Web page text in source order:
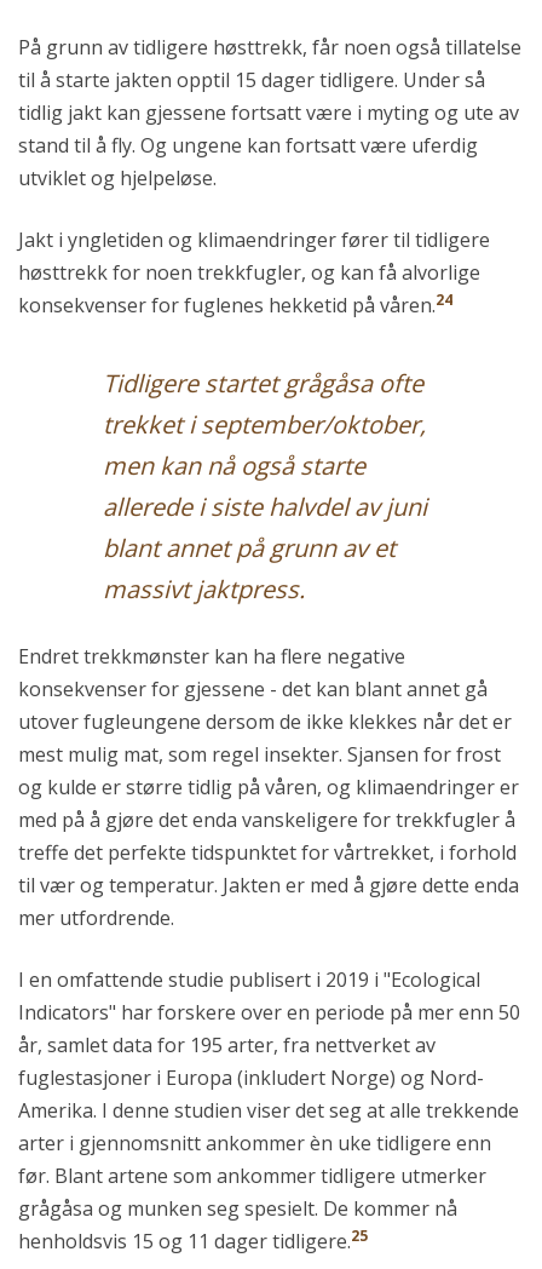
På grunn av tidligere høsttrekk, får noen også tillatelse
til å starte jakten opptil 15 dager tidligere. Under så
tidlig jakt kan gjessene fortsatt være i myting og ute av
stand til å fly. Og ungene kan fortsatt være uferdig
utviklet og hjelpeløse.
Jakt i yngletiden og klimaendringer fører til tidligere
høsttrekk for noen trekkfugler, og kan få alvorlige
konsekvenser for fuglenes hekketid på våren.24
Tidligere startet grågåsa ofte
trekket i september/oktober,
men kan nå også starte
allerede i siste halvdel av juni
blant annet på grunn av et
massivt jaktpress.
Endret trekkmønster kan ha flere negative
konsekvenser for gjessene - det kan blant annet gå
utover fugleungene dersom de ikke klekkes når det er
mest mulig mat, som regel insekter. Sjansen for frost
og kulde er større tidlig på våren, og klimaendringer er
med på å gjøre det enda vanskeligere for trekkfugler å
treffe det perfekte tidspunktet for vårtrekket, i forhold
til vær og temperatur. Jakten er med å gjøre dette enda
mer utfordrende.
I en omfattende studie publisert i 2019 i "Ecological
Indicators" har forskere over en periode på mer enn 50
år, samlet data for 195 arter, fra nettverket av
fuglestasjoner i Europa (inkludert Norge) og Nord-
Amerika. I denne studien viser det seg at alle trekkende
arter i gjennomsnitt ankommer èn uke tidligere enn
før. Blant artene som ankommer tidligere utmerker
grågåsa og munken seg spesielt. De kommer nå
henholdsvis 15 og 11 dager tidligere.25